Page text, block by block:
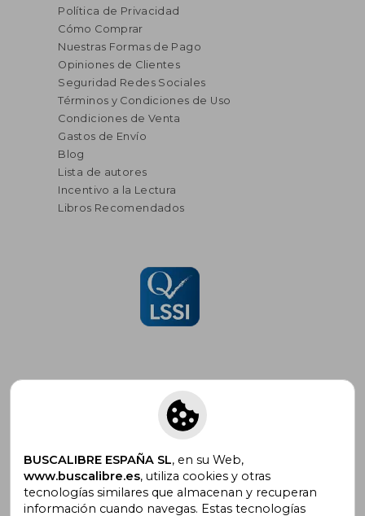
Política de Privacidad
Cómo Comprar
Nuestras Formas de Pago
Opiniones de Clientes
Seguridad Redes Sociales
Términos y Condiciones de Uso
Condiciones de Venta
Gastos de Envío
Blog
Lista de autores
Incentivo a la Lectura
Libros Recomendados
Suscríbete para recibir ofertas y
promociones
BUSCALIBRE ESPAÑA SL, en su Web,
www.buscalibre.es, utiliza cookies y otras
tecnologías similares que almacenan y recuperan
información cuando navegas. Estas tecnologías